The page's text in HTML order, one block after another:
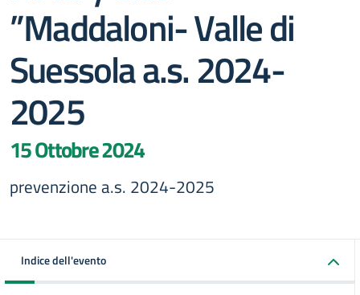
”Maddaloni- Valle di
Suessola a.s. 2024-
2025
15 Ottobre 2024
prevenzione a.s. 2024-2025
Indice dell'evento